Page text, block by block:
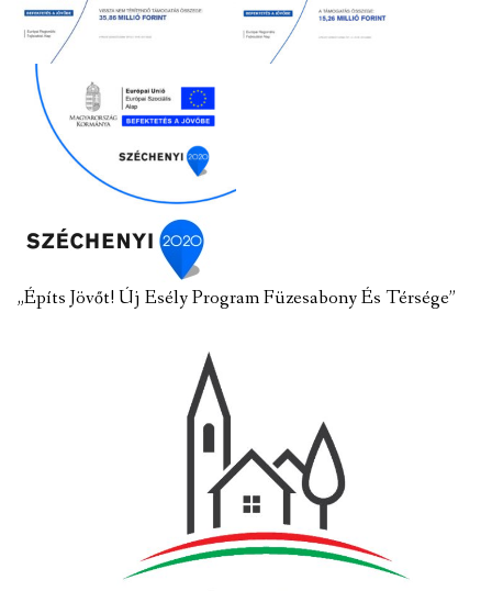
„Építs Jövőt! Új Esély Program Füzesabony És Térsége”